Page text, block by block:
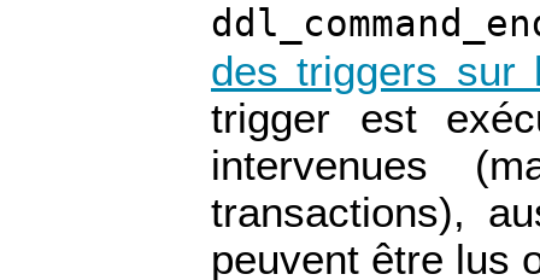
des triggers sur
trigger est
intervenues
transactions),
peuvent être lus